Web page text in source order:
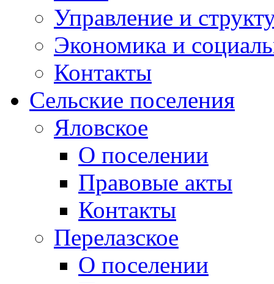
Управление и
Экономика и
Контакты
Сельские поселения
Яловское
О поселении
Правовые акты
Контакты
Перелазское
О поселении